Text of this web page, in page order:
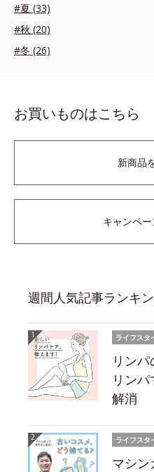
#夏 (33)
#秋 (20)
#冬 (26)
お買いものはこちら
新商品
キャンペ
週間人気記事ランキ
ライフスタ
リン
リン
解消
ライフスタ
マシン